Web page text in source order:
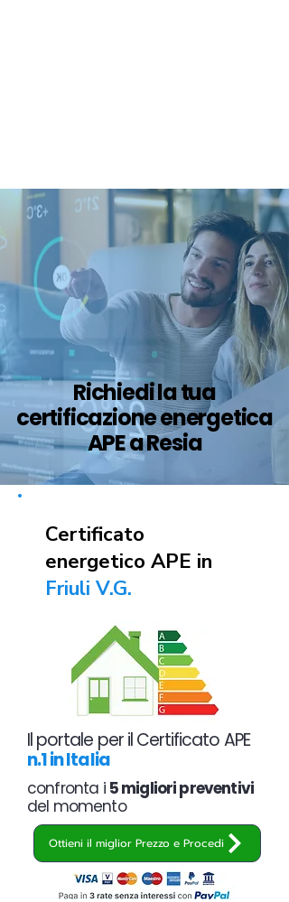
Richiedi la tua
certificazione energetica
APE a Resia
Certificato
energetico APE in
Friuli V.G.
Il portale per il Certificato APE
n.1 in Italia
confronta i 5 migliori preventivi
del momento
Ottieni il miglior Prezzo e Procedi